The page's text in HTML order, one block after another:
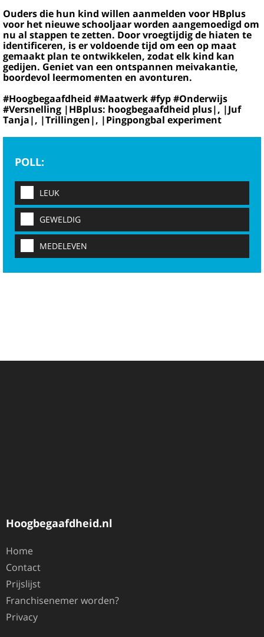
Ouders die hun kind willen aanmelden voor HBplus
voor het nieuwe schooljaar worden aangemoedigd om
nu al stappen te zetten. Door vroegtijdig de hiaten te
identificeren, is er voldoende tijd om een op maat
gemaakt plan te ontwikkelen, zodat elk kind kan
gedijen. Geniet van een ontspannen meivakantie,
boordevol leermomenten en avonturen.
#Hoogbegaafdheid #Maatwerk #fyp #Onderwijs
#Versnelling |HBplus: hoogbegaafdheid plus|, |Juf
Tanja|, |Trillingen|, |Pingpongbal experiment
POLL:
LEUK
GEWELDIG
MEDELEVEN
Hoogbegaafdheid.nl
Home
Contact
Prijslijst
Franchisenemer worden?
Privacy